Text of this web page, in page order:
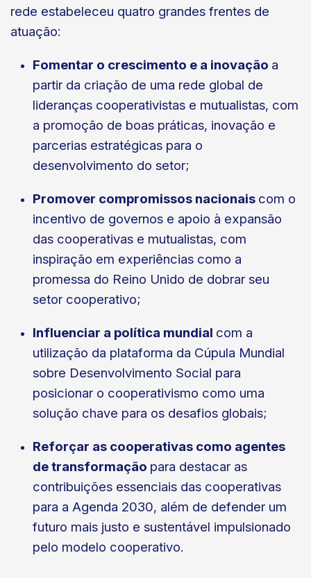
rede estabeleceu quatro grandes frentes de
atuação:
Fomentar o crescimento e a inovação a
partir da criação de uma rede global de
lideranças cooperativistas e mutualistas, com
a promoção de boas práticas, inovação e
parcerias estratégicas para o
desenvolvimento do setor;
Promover compromissos nacionais com o
incentivo de governos e apoio à expansão
das cooperativas e mutualistas, com
inspiração em experiências como a
promessa do Reino Unido de dobrar seu
setor cooperativo;
Influenciar a política mundial com a
utilização da plataforma da Cúpula Mundial
sobre Desenvolvimento Social para
posicionar o cooperativismo como uma
solução chave para os desafios globais;
Reforçar as cooperativas como agentes
de transformação para destacar as
contribuições essenciais das cooperativas
para a Agenda 2030, além de defender um
futuro mais justo e sustentável impulsionado
pelo modelo cooperativo.